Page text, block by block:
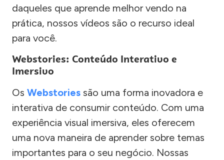
daqueles que aprende melhor vendo na
prática, nossos vídeos são o recurso ideal
para você.
Webstories: Conteúdo Interativo e
Imersivo
Os Webstories são uma forma inovadora e
interativa de consumir conteúdo. Com uma
experiência visual imersiva, eles oferecem
uma nova maneira de aprender sobre temas
importantes para o seu negócio. Nossas